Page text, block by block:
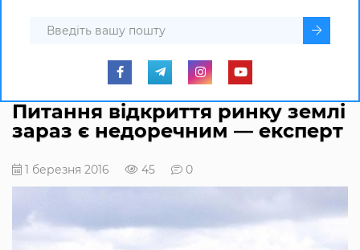
Питання відкриття ринку землі
зараз є недоречним — експерт
1 березня 2016 45 0